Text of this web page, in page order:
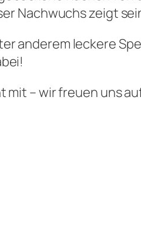
Nachwuchs zeigt
anderem leckere
– wir freuen uns